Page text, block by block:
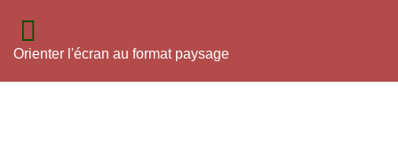
Orienter l'écran au format paysage